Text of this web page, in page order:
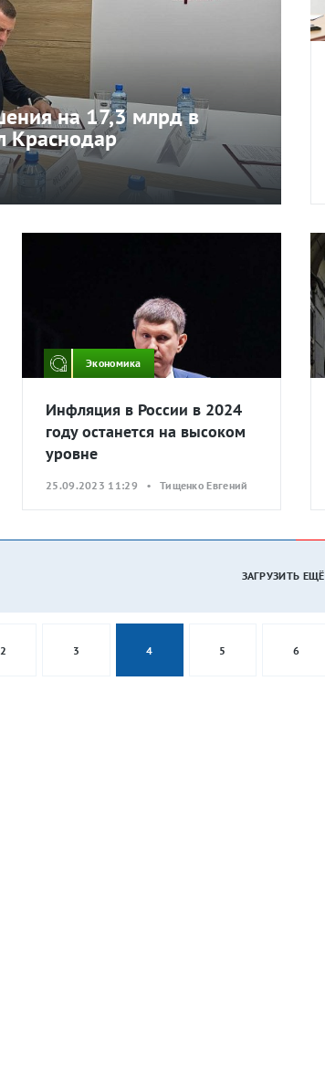
на 17,3 млрд в
Экономика
Инфляция в России в 2024
году останется на высоком
уровне
25.09.2023 11:29 • Тищенко Евгений
ЗАГРУЗИТЬ ЕЩЁ
2 3 4 5 6